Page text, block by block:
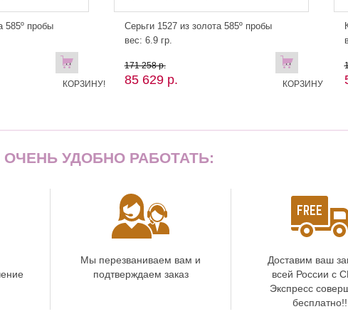
585º пробы
В
КОРЗИНУ!
Серьги 1527 из золота 585º пробы
вес: 6.9 гр.
171 258 р.
85 629 р.
В
КОРЗИНУ
ОЧЕНЬ УДОБНО РАБОТАТЬ:
Мы перезваниваем вам и
подтверждаем заказ
Доставим ваш
всей России с
Экспресс